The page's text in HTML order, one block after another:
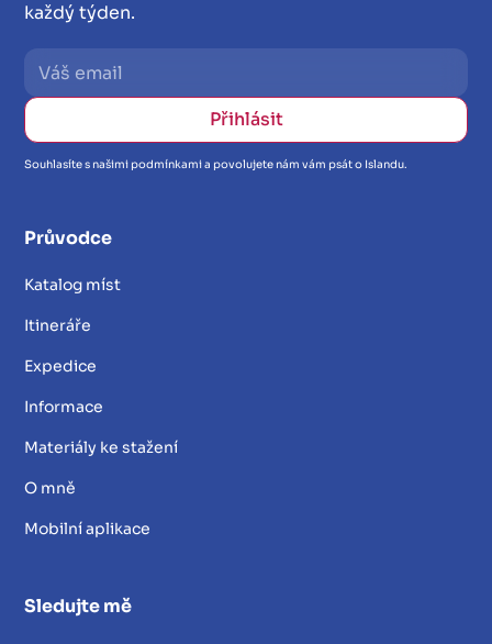
každý týden.
Souhlasíte s našimi podmínkami a povolujete nám vám psát o Islandu.
Průvodce
Katalog míst
Itineráře
Expedice
Informace
Materiály ke stažení
O mně
Mobilní aplikace
Sledujte mě